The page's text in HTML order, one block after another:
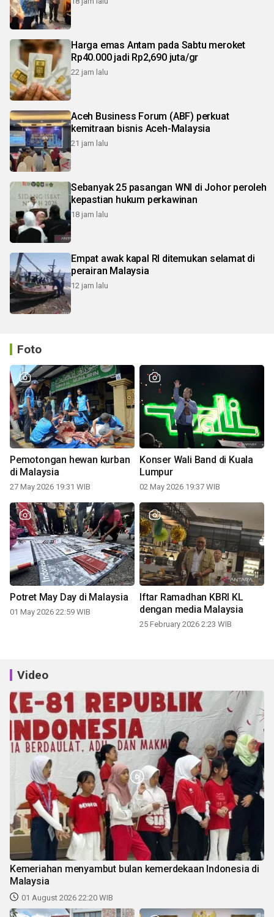
Harga emas Antam pada Sabtu meroket
Rp40.000 jadi Rp2,690 juta/gr
22 jam lalu
Aceh Business Forum (ABF) perkuat
kemitraan bisnis Aceh-Malaysia
21 jam lalu
Sebanyak 25 pasangan WNI di Johor peroleh
kepastian hukum perkawinan
18 jam lalu
Empat awak kapal RI ditemukan selamat di
perairan Malaysia
12 jam lalu
Foto
Pemotongan hewan kurban
di Malaysia
27 May 2026 19:31 WIB
Konser Wali Band di Kuala
Lumpur
02 May 2026 19:37 WIB
Potret May Day di Malaysia
01 May 2026 22:59 WIB
Iftar Ramadhan KBRI KL
dengan media Malaysia
25 February 2026 2:23 WIB
Video
Kemeriahan menyambut bulan kemerdekaan Indonesia di
Malaysia
01 August 2026 22:20 WIB